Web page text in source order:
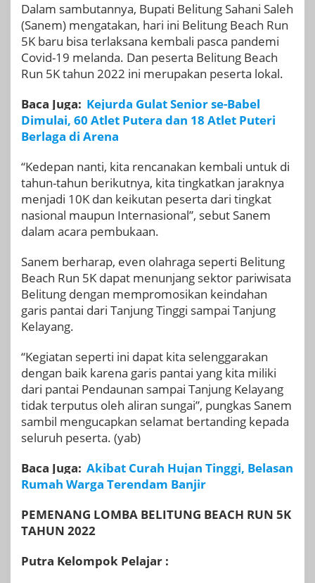
Dalam sambutannya, Bupati Belitung Sahani Saleh
(Sanem) mengatakan, hari ini Belitung Beach Run
5K baru bisa terlaksana kembali pasca pandemi
Covid-19 melanda. Dan peserta Belitung Beach
Run 5K tahun 2022 ini merupakan peserta lokal.
Baca Juga: Kejurda Gulat Senior se-Babel
Dimulai, 60 Atlet Putera dan 18 Atlet Puteri
Berlaga di Arena
“Kedepan nanti, kita rencanakan kembali untuk di
tahun-tahun berikutnya, kita tingkatkan jaraknya
menjadi 10K dan keikutan peserta dari tingkat
nasional maupun Internasional”, sebut Sanem
dalam acara pembukaan.
Sanem berharap, even olahraga seperti Belitung
Beach Run 5K dapat menunjang sektor pariwisata
Belitung dengan mempromosikan keindahan
garis pantai dari Tanjung Tinggi sampai Tanjung
Kelayang.
“Kegiatan seperti ini dapat kita selenggarakan
dengan baik karena garis pantai yang kita miliki
dari pantai Pendaunan sampai Tanjung Kelayang
tidak terputus oleh aliran sungai”, pungkas Sanem
sambil mengucapkan selamat bertanding kepada
seluruh peserta. (yab)
Baca Juga: Akibat Curah Hujan Tinggi, Belasan
Rumah Warga Terendam Banjir
PEMENANG LOMBA BELITUNG BEACH RUN 5K
TAHUN 2022
Putra Kelompok Pelajar :